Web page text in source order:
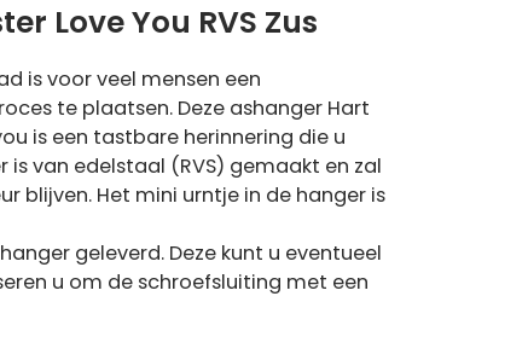
Love You RVS Zus
is voor veel mensen een
te plaatsen. Deze ashanger Hart
is een tastbare herinnering die u
is van edelstaal (RVS) gemaakt en zal
blijven. Het mini urntje in de hanger is
geleverd. Deze kunt u eventueel
u om de schroefsluiting met een